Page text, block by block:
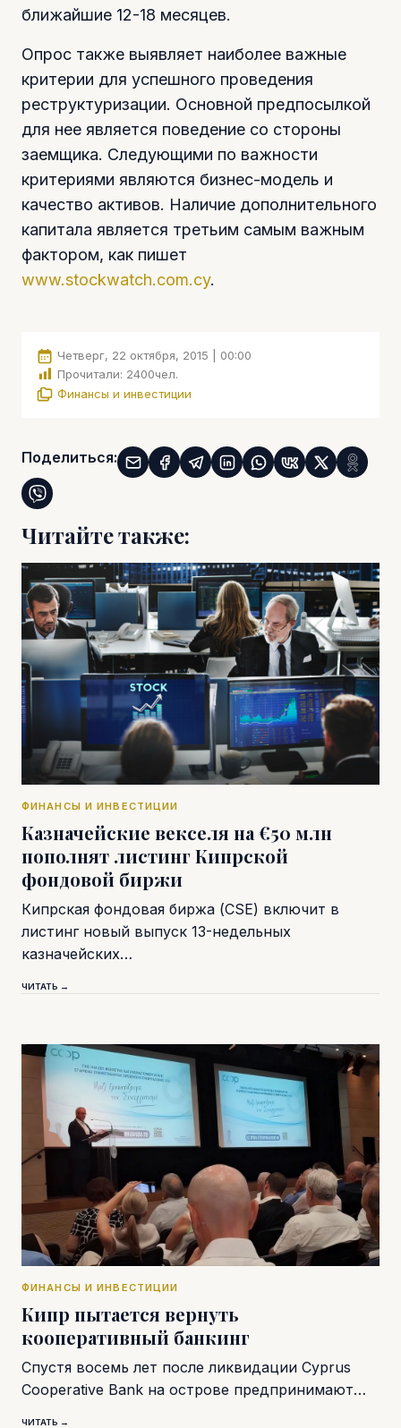
ближайшие 12-18 месяцев.
Опрос также выявляет наиболее важные
критерии для успешного проведения
реструктуризации. Основной предпосылкой
для нее является поведение со стороны
заемщика. Следующими по важности
критериями являются бизнес-модель и
качество активов. Наличие дополнительного
капитала является третьим самым важным
фактором, как пишет
www.stockwatch.com.cy.
Четверг, 22 октября, 2015 | 00:00
Прочитали: 2400чел.
Финансы и инвестиции
Поделиться:
Читайте также:
ФИНАНСЫ И ИНВЕСТИЦИИ
Казначейские векселя на €50 млн
пополнят листинг Кипрской
фондовой биржи
Кипрская фондовая биржа (CSE) включит в
листинг новый выпуск 13-недельных
казначейских…
ЧИТАТЬ →
ФИНАНСЫ И ИНВЕСТИЦИИ
Кипр пытается вернуть
кооперативный банкинг
Спустя восемь лет после ликвидации Cyprus
Cooperative Bank на острове предпринимают…
ЧИТАТЬ →